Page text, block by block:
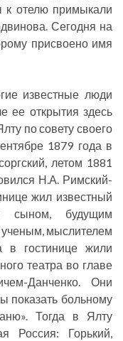
к отелю примыкали
Сегодня на
присвоено имя
известные люди
ее открытия здесь
по совету своего
1879 года в
летом 1881
Н.А. Римский-
жил известный
будущим
мыслителем
в гостинице жили
театра во главе
Данченко. Они
показать больному
Тогда в Ялту
Россия: Горький,